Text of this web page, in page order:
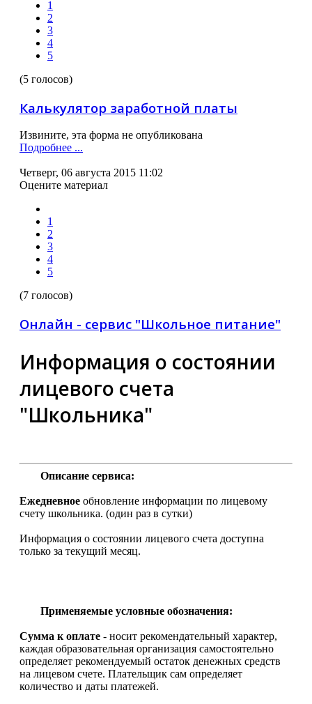
1
2
3
4
5
(5 голосов)
Калькулятор заработной платы
Извините, эта форма не опyбликована
Подробнее ...
Четверг, 06 августа 2015 11:02
Оцените материал
1
2
3
4
5
(7 голосов)
Онлайн - сервис "Школьное питание"
Информация о состоянии
лицевого счета
"Школьника"
Описание сервиса:
Ежедневное обновление информации по лицевому
счету школьника. (один раз в сутки)
Информация о состоянии лицевого счета доступна
только за текущий месяц.
Применяемые условные обозначения:
Сумма к оплате - носит рекомендательный характер,
каждая образовательная организация самостоятельно
определяет рекомендуемый остаток денежных средств
на лицевом счете. Плательщик сам определяет
количество и даты платежей.